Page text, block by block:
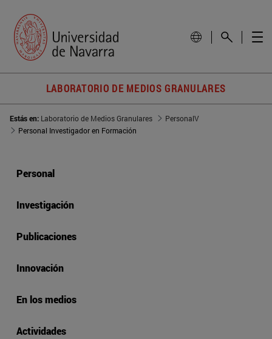
LABORATORIO DE MEDIOS GRANULARES
Estás en: Laboratorio de Medios Granulares
PersonalV
Personal Investigador en Formación
Personal
Investigación
Publicaciones
Innovación
En los medios
Actividades